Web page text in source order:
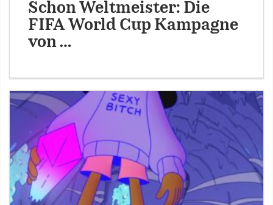
Schon Weltmeister: Die
FIFA World Cup Kampagne
von …